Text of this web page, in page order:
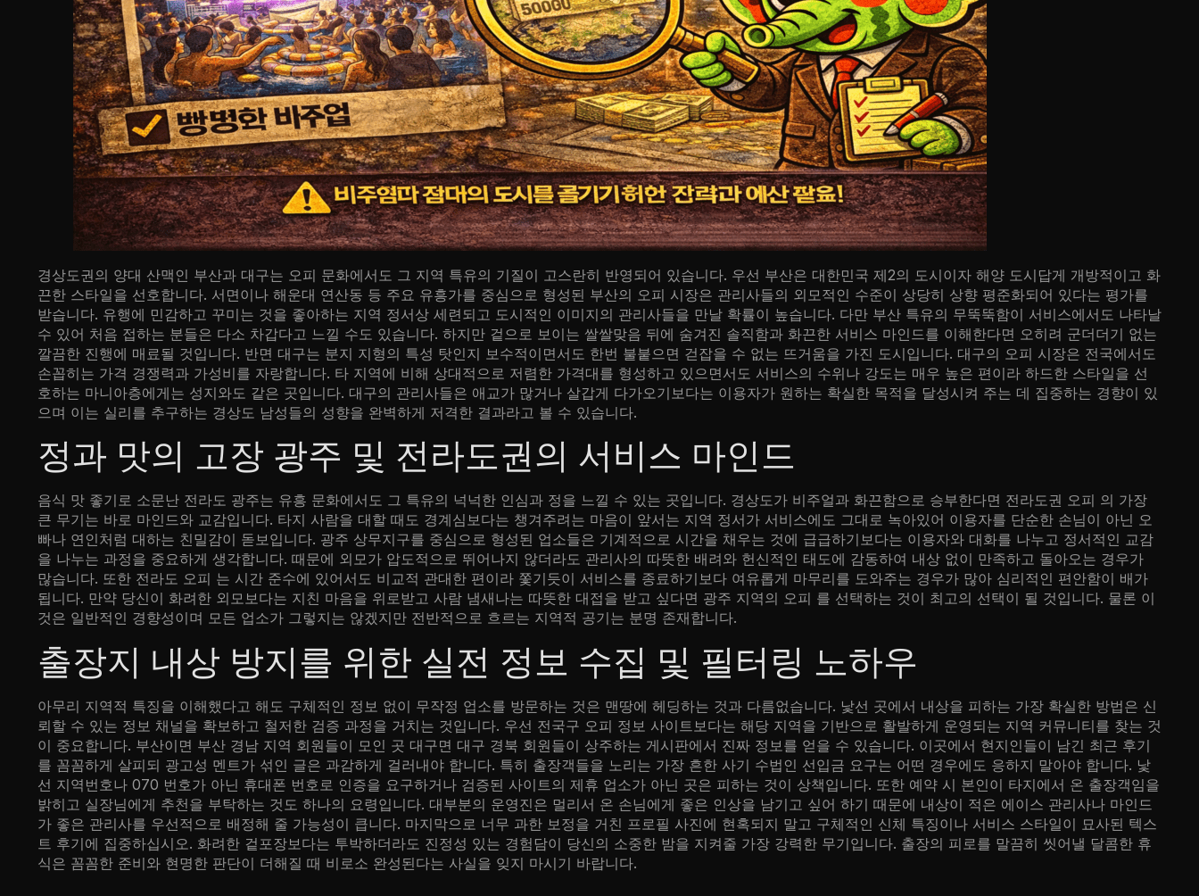
경상도권의 양대 산맥인 부산과 대구는 오피 문화에서도 그 지역 특유의 기질이 고스란히 반영되어 있습니다. 우선 부산은 대한민국 제2의 도시이자 해양 도시답게 개방적이고 화
끈한 스타일을 선호합니다. 서면이나 해운대 연산동 등 주요 유흥가를 중심으로 형성된 부산의 오피 시장은 관리사들의 외모적인 수준이 상당히 상향 평준화되어 있다는 평가를
받습니다. 유행에 민감하고 꾸미는 것을 좋아하는 지역 정서상 세련되고 도시적인 이미지의 관리사들을 만날 확률이 높습니다. 다만 부산 특유의 무뚝뚝함이 서비스에서도 나타날
수 있어 처음 접하는 분들은 다소 차갑다고 느낄 수도 있습니다. 하지만 겉으로 보이는 쌀쌀맞음 뒤에 숨겨진 솔직함과 화끈한 서비스 마인드를 이해한다면 오히려 군더더기 없는
깔끔한 진행에 매료될 것입니다. 반면 대구는 분지 지형의 특성 탓인지 보수적이면서도 한번 불붙으면 걷잡을 수 없는 뜨거움을 가진 도시입니다. 대구의 오피 시장은 전국에서도
손꼽히는 가격 경쟁력과 가성비를 자랑합니다. 타 지역에 비해 상대적으로 저렴한 가격대를 형성하고 있으면서도 서비스의 수위나 강도는 매우 높은 편이라 하드한 스타일을 선
호하는 마니아층에게는 성지와도 같은 곳입니다. 대구의 관리사들은 애교가 많거나 살갑게 다가오기보다는 이용자가 원하는 확실한 목적을 달성시켜 주는 데 집중하는 경향이 있
으며 이는 실리를 추구하는 경상도 남성들의 성향을 완벽하게 저격한 결과라고 볼 수 있습니다.
정과 맛의 고장 광주 및 전라도권의 서비스 마인드
음식 맛 좋기로 소문난 전라도 광주는 유흥 문화에서도 그 특유의 넉넉한 인심과 정을 느낄 수 있는 곳입니다. 경상도가 비주얼과 화끈함으로 승부한다면 전라도권 오피 의 가장
큰 무기는 바로 마인드와 교감입니다. 타지 사람을 대할 때도 경계심보다는 챙겨주려는 마음이 앞서는 지역 정서가 서비스에도 그대로 녹아있어 이용자를 단순한 손님이 아닌 오
빠나 연인처럼 대하는 친밀감이 돋보입니다. 광주 상무지구를 중심으로 형성된 업소들은 기계적으로 시간을 채우는 것에 급급하기보다는 이용자와 대화를 나누고 정서적인 교감
을 나누는 과정을 중요하게 생각합니다. 때문에 외모가 압도적으로 뛰어나지 않더라도 관리사의 따뜻한 배려와 헌신적인 태도에 감동하여 내상 없이 만족하고 돌아오는 경우가
많습니다. 또한 전라도 오피 는 시간 준수에 있어서도 비교적 관대한 편이라 쫓기듯이 서비스를 종료하기보다 여유롭게 마무리를 도와주는 경우가 많아 심리적인 편안함이 배가
됩니다. 만약 당신이 화려한 외모보다는 지친 마음을 위로받고 사람 냄새나는 따뜻한 대접을 받고 싶다면 광주 지역의 오피 를 선택하는 것이 최고의 선택이 될 것입니다. 물론 이
것은 일반적인 경향성이며 모든 업소가 그렇지는 않겠지만 전반적으로 흐르는 지역적 공기는 분명 존재합니다.
출장지 내상 방지를 위한 실전 정보 수집 및 필터링 노하우
아무리 지역적 특징을 이해했다고 해도 구체적인 정보 없이 무작정 업소를 방문하는 것은 맨땅에 헤딩하는 것과 다름없습니다. 낯선 곳에서 내상을 피하는 가장 확실한 방법은 신
뢰할 수 있는 정보 채널을 확보하고 철저한 검증 과정을 거치는 것입니다. 우선 전국구 오피 정보 사이트보다는 해당 지역을 기반으로 활발하게 운영되는 지역 커뮤니티를 찾는 것
이 중요합니다. 부산이면 부산 경남 지역 회원들이 모인 곳 대구면 대구 경북 회원들이 상주하는 게시판에서 진짜 정보를 얻을 수 있습니다. 이곳에서 현지인들이 남긴 최근 후기
를 꼼꼼하게 살피되 광고성 멘트가 섞인 글은 과감하게 걸러내야 합니다. 특히 출장객들을 노리는 가장 흔한 사기 수법인 선입금 요구는 어떤 경우에도 응하지 말아야 합니다. 낯
선 지역번호나 070 번호가 아닌 휴대폰 번호로 인증을 요구하거나 검증된 사이트의 제휴 업소가 아닌 곳은 피하는 것이 상책입니다. 또한 예약 시 본인이 타지에서 온 출장객임을
밝히고 실장님에게 추천을 부탁하는 것도 하나의 요령입니다. 대부분의 운영진은 멀리서 온 손님에게 좋은 인상을 남기고 싶어 하기 때문에 내상이 적은 에이스 관리사나 마인드
가 좋은 관리사를 우선적으로 배정해 줄 가능성이 큽니다. 마지막으로 너무 과한 보정을 거친 프로필 사진에 현혹되지 말고 구체적인 신체 특징이나 서비스 스타일이 묘사된 텍스
트 후기에 집중하십시오. 화려한 겉포장보다는 투박하더라도 진정성 있는 경험담이 당신의 소중한 밤을 지켜줄 가장 강력한 무기입니다. 출장의 피로를 말끔히 씻어낼 달콤한 휴
식은 꼼꼼한 준비와 현명한 판단이 더해질 때 비로소 완성된다는 사실을 잊지 마시기 바랍니다.